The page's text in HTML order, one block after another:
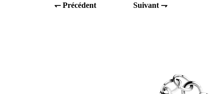
↽ Précédent Suivant ⇁